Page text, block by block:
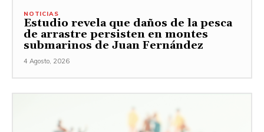
NOTICIAS
Estudio revela que daños de la pesca
de arrastre persisten en montes
submarinos de Juan Fernández
4 Agosto, 2026